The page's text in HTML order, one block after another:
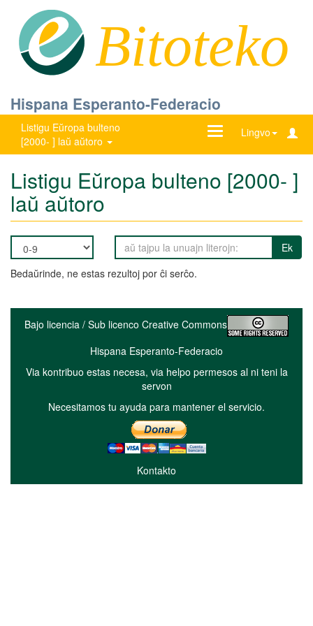
Bitoteko
Hispana Esperanto-Federacio
Listigu Eŭropa bulteno
[2000- ] laŭ aŭtoro
Lingvo
Ŝanĝu
Listigu Eŭropa bulteno [2000- ]
laŭ aŭtoro
Ek
Bedaŭrinde, ne estas rezultoj por ĉi serĉo.
Bajo licencia / Sub licenco Creative Commons
Hispana Esperanto-Federacio
Via kontribuo estas necesa, via helpo permesos al ni teni la
servon
Necesitamos tu ayuda para mantener el servicio.
Kontakto